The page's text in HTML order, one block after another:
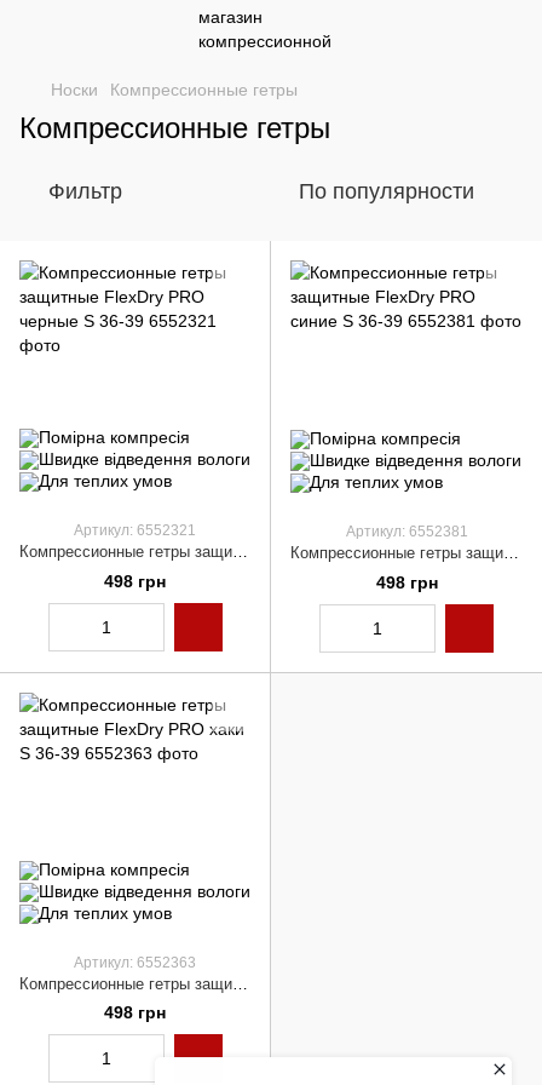
Носки Компрессионные гетры
Компрессионные гетры
Фильтр По популярности
Артикул: 6552321
Компрессионные гетры защитные FlexDry PRO черные S 36-39
498 грн
Артикул: 6552381
Компрессионные гетры защитные FlexDry PRO синие S 36-39
498 грн
Артикул: 6552363
498 грн